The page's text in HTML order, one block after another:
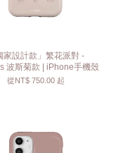
家設計款」繁花派對 -
波斯菊款 | iPhone手機殼
從NT$ 750.00 起